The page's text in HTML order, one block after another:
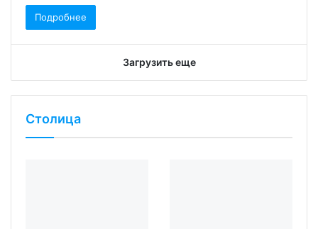
Подробнее
Загрузить еще
Столица